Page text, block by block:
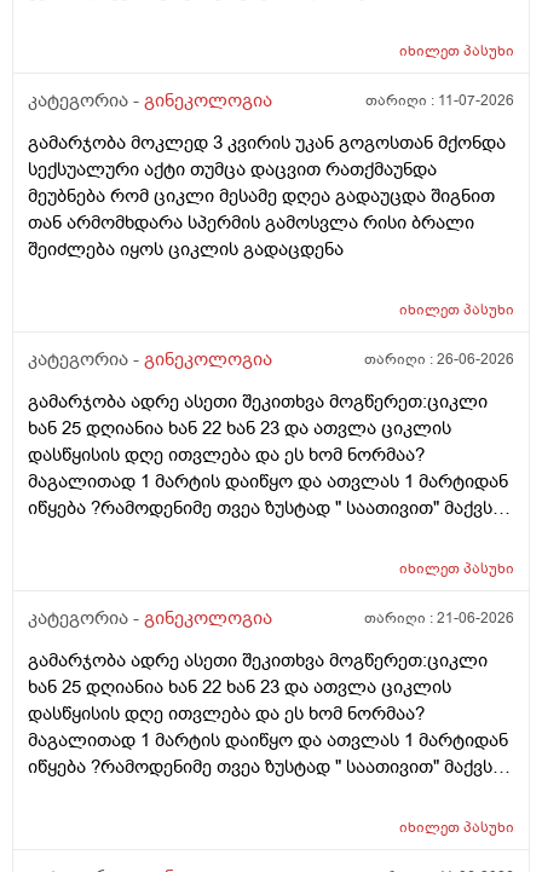
მენსტრუაცია 10 დღეა გადამიცდს,,, ორსულობას არ
თვე გავიდა... 9 ივლის რო დავორსულებოდი როგორ
ტკივილის ხან არა, შარდვის შემდეგ ტკივილი და
შებერილობის შეგრძმება...ჩემით ორციპოლი და
ნოშპაც დავლიეე.... რა უნდა ვქნა
იხილეთპასუხი
კატეგორია - გინეკოლოგია თარიღი : 11-07-2026
გამარჯობა მოკლედ 3 კვირის უკან გოგოსთან მქონდა
სექსუალური აქტი თუმცა დაცვით რათქმაუნდა
მეუბნება რომ ციკლი მესამე დღეა გადაუცდა შიგნით
თან არმომხდარა სპერმის გამოსვლა რისი ბრალი
შეიძლება იყოს ციკლის გადაცდენა
იხილეთპასუხი
კატეგორია - გინეკოლოგია თარიღი :26-06-2026
გამარჯობა ადრე ასეთი შეკითხვა მოგწერეთ:ციკლი
ხან 25 დღიანია ხან 22 ხან 23 და ათვლა ციკლის
დასწყისის დღე ითვლება და ეს ხომ ნორმაა?
მაგალითად 1 მარტის დაიწყო და ათვლას 1 მარტიდან
იწყება ?რამოდენიმე თვეა ზუსტად " საათივით" მაქვს
მეშინია კიდევ ხომ არ ჩამოიწევს? მინდა რომ 25 ან
განმავლობაში ? შესაძლოა ისევ 23 ან 25 დღიანი
რამეა.ზოგადად წლებია აუტოიმონური თირეოდიტი
მაქვს.ხშირად მაქვს სანერვიულო.რითი შეიძლება
უნდაცკვების სახით რომ ვმართო ციკლის დღეები?
პასუხიც მივიღე და არა, ყველაფერი ჩვეულებრივადაა
არც ჭარბი სისხლდება არ არის.ადრე რომ 7 დღემდე
მითხარით რომ შეიმოწმეთო ტიესეიჩი და კიდევ სხვა
იხილეთპასუხი
კატეგორია - გინეკოლოგია თარიღი :21-06-2026
გამარჯობა ადრე ასეთი შეკითხვა მოგწერეთ:ციკლი
ხან 25 დღიანია ხან 22 ხან 23 და ათვლა ციკლის
დასწყისის დღე ითვლება და ეს ხომ ნორმაა?
მაგალითად 1 მარტის დაიწყო და ათვლას 1 მარტიდან
იწყება ?რამოდენიმე თვეა ზუსტად " საათივით" მაქვს
მეშინია კიდევ ხომ არ ჩამოიწევს? მინდა რომ 25 ან
იხილეთპასუხი